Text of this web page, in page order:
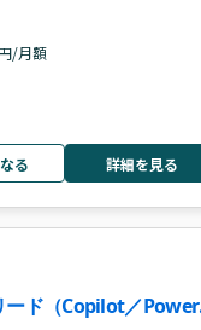
/月額
る 詳細を見る
ード（Copilot／Power